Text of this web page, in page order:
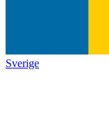
Sverige